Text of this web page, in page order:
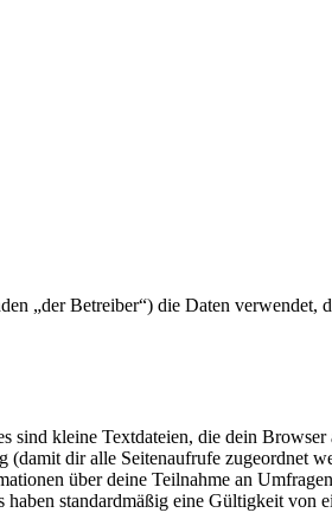
„der Betreiber“) die Daten verwendet,
kleine Textdateien, die dein
dir alle Seitenaufrufe zugeordnet
über deine Teilnahme an
standardmäßig eine Gültigkeit